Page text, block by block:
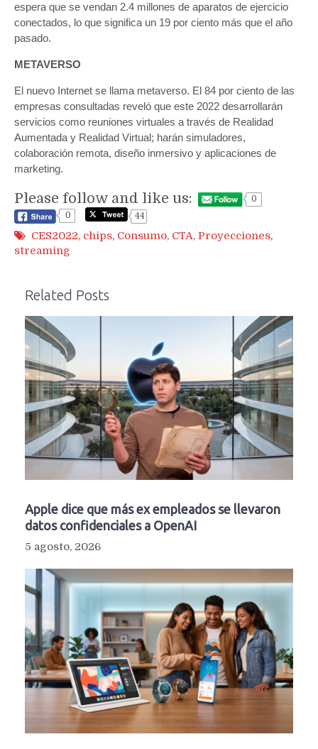
espera que se vendan 2.4 millones de aparatos de ejercicio
conectados, lo que significa un 19 por ciento más que el año
pasado.
METAVERSO
El nuevo Internet se llama metaverso. El 84 por ciento de las
empresas consultadas reveló que este 2022 desarrollarán
servicios como reuniones virtuales a través de Realidad
Aumentada y Realidad Virtual; harán simuladores,
colaboración remota, diseño inmersivo y aplicaciones de
marketing.
Please follow and like us:
0
0
44
CES2022, chips, Consumo, CTA, Proyecciones,
streaming
Related Posts
Apple dice que más ex empleados se llevaron
datos confidenciales a OpenAI
5 agosto, 2026